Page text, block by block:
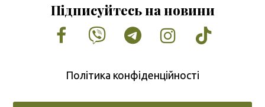
Підписуйтесь на новини
Facebook
VimeoTumblrInstagram
Tiktok
Політика конфіденційності